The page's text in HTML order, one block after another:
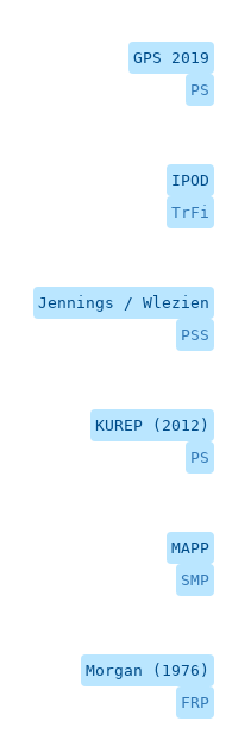
GPS 2019
PS
IPOD
TrFi
Jennings / Wlezien
PSS
KUREP (2012)
PS
MAPP
SMP
Morgan (1976)
FRP